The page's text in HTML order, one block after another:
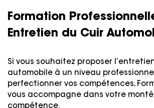
Formation
Entretien du Cuir
Si vous souhaitez proposer
automobile à un niveau
perfectionner vos compétences,
vous accompagne dans votre
compétence.